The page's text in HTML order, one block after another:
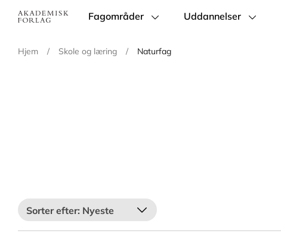
Main
Fagområder Uddannelser
Hjem / Skole og læring / Naturfag
Nyeste